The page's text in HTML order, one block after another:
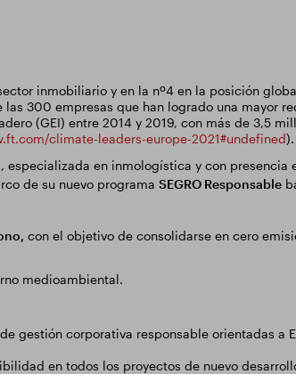
inmobiliario y en la nº4 en la posición
300 empresas que han logrado una mayor
(GEI) entre 2014 y 2019, con más de 3,5
climate-leaders-europe-2021#undefined).
en inmologística y con presencia
de su nuevo programa SEGRO Responsable
con el objetivo de consolidarse en cero
medioambiental.
gestión corporativa responsable orientadas a
en todos los proyectos de nuevo